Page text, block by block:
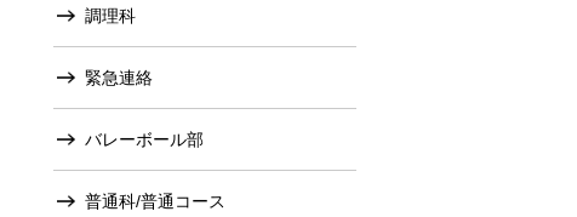
調理科
緊急連絡
バレーボール部
普通科/普通コース